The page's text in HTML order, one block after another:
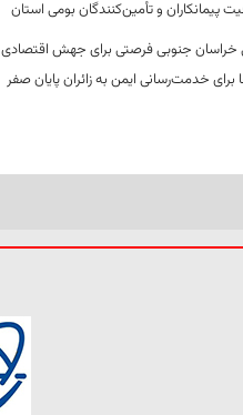
پیمانکاران و تأمین‌کنندگان بومی استان
جنوبی فرصتی برای جهش اقتصادی
خدمت‌رسانی ایمن به زائران پایان صفر